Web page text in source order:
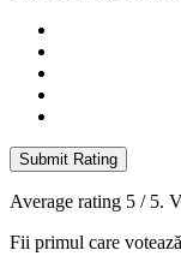
Submit Rating
Average rating 5 / 5.
Fii primul care